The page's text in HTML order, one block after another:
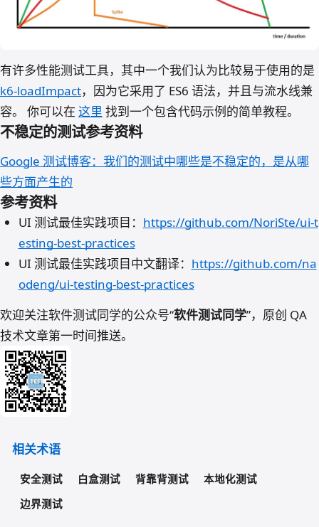
有许多性能测试工具，其中一个我们认为比较易于使用的是
k6-loadImpact，因为它采用了 ES6 语法，并且与流水线兼
容。 你可以在 这里 找到一个包含代码示例的简单教程。
不稳定的测试参考资料
Google 测试博客：我们的测试中哪些是不稳定的，是从哪
些方面产生的
参考资料
UI 测试最佳实践项目： https://github.com/NoriSte/ui-t
esting-best-practices
UI 测试最佳实践项目中文翻译： https://github.com/na
odeng/ui-testing-best-practices
欢迎关注软件测试同学的公众号“软件测试同学”，原创 QA
技术文章第一时间推送。
相关术语
安全测试 白盒测试 背靠背测试
本地化测试
边界测试